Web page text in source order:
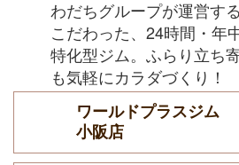
わだちグループが運営す
こだわった、24時間・年
特化型ジム。ふらり立ち
も気軽にカラダづくり！
ワールドプラスジム
小阪店